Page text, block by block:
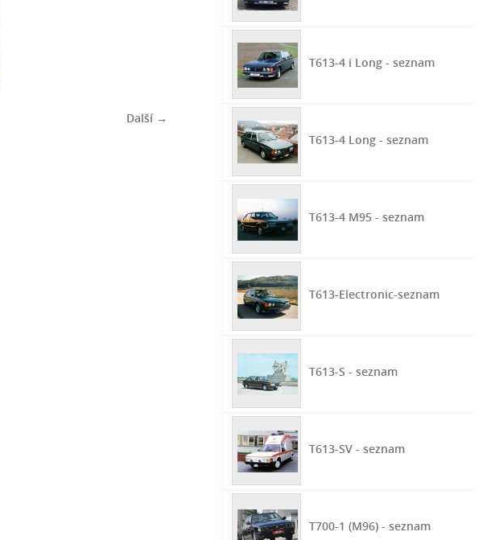
Další →
T613-4 i Long - seznam
T613-4 Long - seznam
T613-4 M95 - seznam
T613-Electronic-seznam
T613-S - seznam
T613-SV - seznam
T700-1 (M96) - seznam